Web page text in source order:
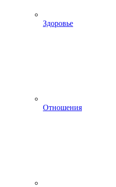
Здоровье
Отношения